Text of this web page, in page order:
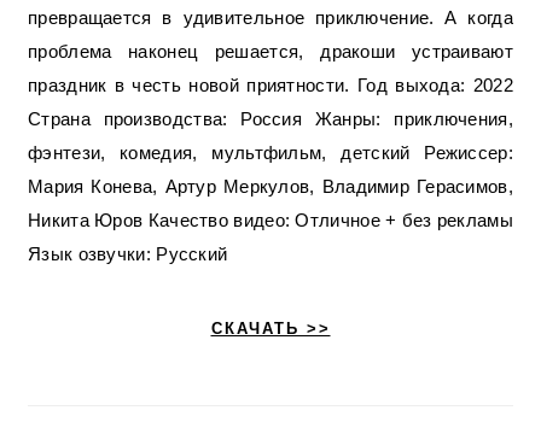
превращается в удивительное приключение. А когда
проблема наконец решается, дракоши устраивают
праздник в честь новой приятности. Год выхода: 2022
Страна производства: Россия Жанры: приключения,
фэнтези, комедия, мультфильм, детский Режиссер:
Мария Конева, Артур Меркулов, Владимир Герасимов,
Никита Юров Качество видео: Отличное + без рекламы
Язык озвучки: Русский
СКАЧАТЬ >>